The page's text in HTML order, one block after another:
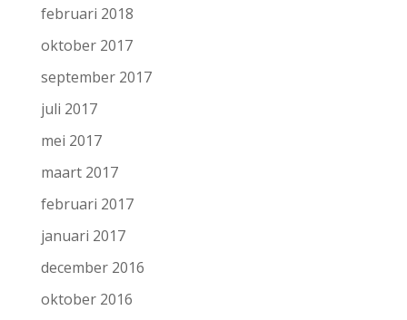
februari 2018
oktober 2017
september 2017
juli 2017
mei 2017
maart 2017
februari 2017
januari 2017
december 2016
oktober 2016